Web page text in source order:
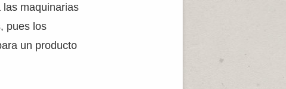
las maquinarias
pues los
un producto